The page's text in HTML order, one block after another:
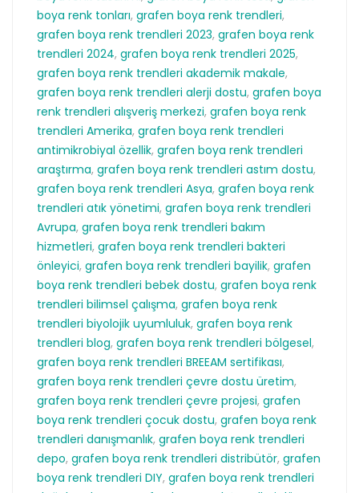
boya renk tonları, grafen boya renk trendleri,
grafen boya renk trendleri 2023, grafen boya renk
trendleri 2024, grafen boya renk trendleri 2025,
grafen boya renk trendleri akademik makale,
grafen boya renk trendleri alerji dostu, grafen boya
renk trendleri alışveriş merkezi, grafen boya renk
trendleri Amerika, grafen boya renk trendleri
antimikrobiyal özellik, grafen boya renk trendleri
araştırma, grafen boya renk trendleri astım dostu,
grafen boya renk trendleri Asya, grafen boya renk
trendleri atık yönetimi, grafen boya renk trendleri
Avrupa, grafen boya renk trendleri bakım
hizmetleri, grafen boya renk trendleri bakteri
önleyici, grafen boya renk trendleri bayilik, grafen
boya renk trendleri bebek dostu, grafen boya renk
trendleri bilimsel çalışma, grafen boya renk
trendleri biyolojik uyumluluk, grafen boya renk
trendleri blog, grafen boya renk trendleri bölgesel,
grafen boya renk trendleri BREEAM sertifikası,
grafen boya renk trendleri çevre dostu üretim,
grafen boya renk trendleri çevre projesi, grafen
boya renk trendleri çocuk dostu, grafen boya renk
trendleri danışmanlık, grafen boya renk trendleri
depo, grafen boya renk trendleri distribütör, grafen
boya renk trendleri DIY, grafen boya renk trendleri